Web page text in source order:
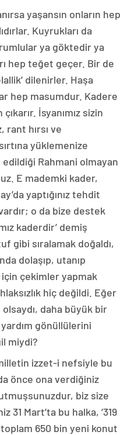
yaşansın onların hep
Kuyrukları da
ya göktedir ya
hep teğet geçer. Bir de
dilenirler. Haşa
hep masumdur. Kadere
İsyanımız sizin
rant hırsı ve
yüklemenize
Rahmani olmayan
E mademki kader,
yaptığınız tehdit
o da bize destek
kaderdir’ demiş
gibi sıralamak doğaldı,
dolaşıp, utanıp
çekimler yapmak
hiç değildi. Eğer
daha büyük bir
yardım gönüllülerini
miydi?
izzet-i nefsiyle bu
önce ona verdiğiniz
biz size
31 Mart’ta bu halka, ‘319
650 bin yeni konut